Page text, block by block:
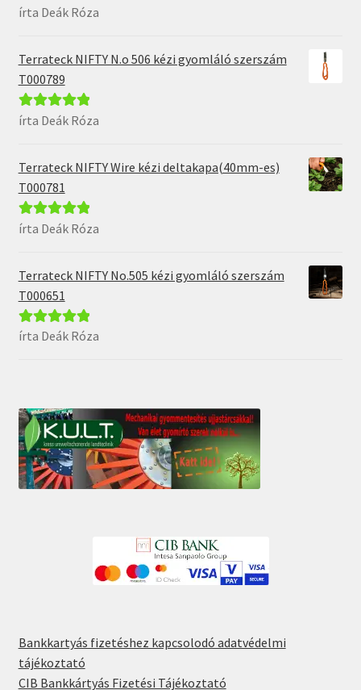
Értékelés: 5/
írta Deák Róza
Terrateck NIFTY N.o 506 kézi gyomláló szerszám
T000789
Értékelés: 5/
írta Deák Róza
Terrateck NIFTY Wire kézi deltakapa(40mm-es)
T000781
Értékelés: 5/
írta Deák Róza
Terrateck NIFTY No.505 kézi gyomláló szerszám
T000651
Értékelés: 5/
írta Deák Róza
Bankkartyás fizetéshez kapcsolodó adatvédelmi
tájékoztató
CIB Bankkártyás Fizetési Tájékoztató